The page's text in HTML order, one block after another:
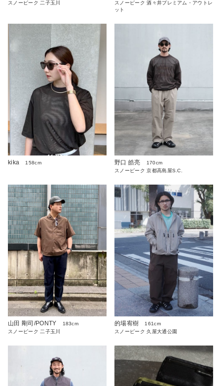
スノーピーク 二子玉川
スノーピーク 酒々井プレミアム・アウトレ
ット
kika 158cm 野口 皓亮
170cm
スノーピーク 京都高島屋S.C.
山田 剛司/PONTY
183cm
スノーピーク 二子玉川
的場宥樹
161cm
スノーピーク 久屋大通公園